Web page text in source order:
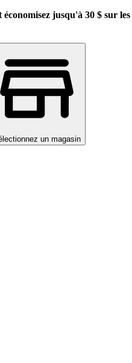
jusqu'à 30 $ sur
un magasin